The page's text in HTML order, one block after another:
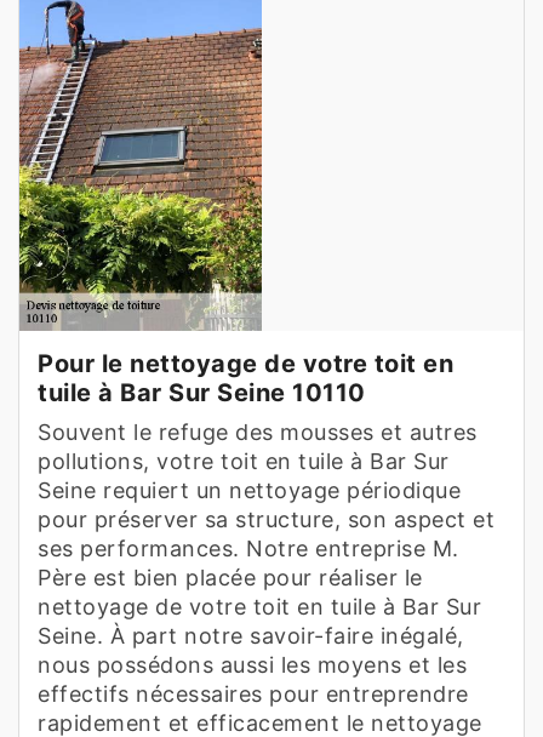
Pour le nettoyage de votre toit en
tuile à Bar Sur Seine 10110
Souvent le refuge des mousses et autres
pollutions, votre toit en tuile à Bar Sur
Seine requiert un nettoyage périodique
pour préserver sa structure, son aspect et
ses performances. Notre entreprise M.
Père est bien placée pour réaliser le
nettoyage de votre toit en tuile à Bar Sur
Seine. À part notre savoir-faire inégalé,
nous possédons aussi les moyens et les
effectifs nécessaires pour entreprendre
rapidement et efficacement le nettoyage